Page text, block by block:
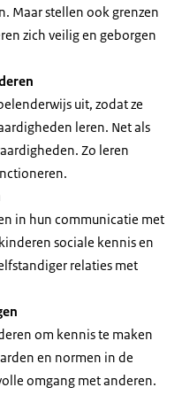
Maar stellen ook grenzen
zich veilig en geborgen
uit, zodat ze
leren. Net als
Zo leren
in hun communicatie met
sociale kennis en
relaties met
om kennis te maken
en normen in de
omgang met anderen.